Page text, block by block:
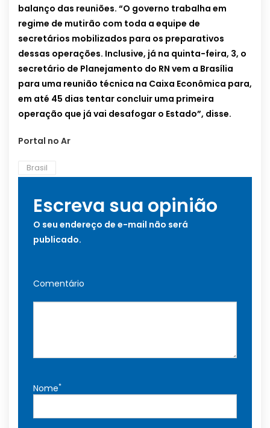
balanço das reuniões. “O governo trabalha em
regime de mutirão com toda a equipe de
secretários mobilizados para os preparativos
dessas operações. Inclusive, já na quinta-feira, 3, o
secretário de Planejamento do RN vem a Brasília
para uma reunião técnica na Caixa Econômica para,
em até 45 dias tentar concluir uma primeira
operação que já vai desafogar o Estado”, disse.
Portal no Ar
Brasil
Escreva sua opinião
O seu endereço de e-mail não será
publicado.
Comentário
Nome*